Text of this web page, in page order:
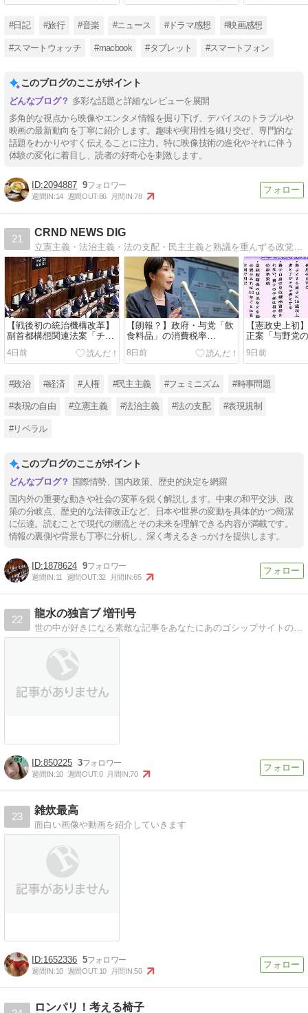
#日記 #旅行 #音楽 #ニュース #ドラマ感想 #映画感想
#スマートウォッチ #macbook #タブレット #スマートフォン
このブログのここがポイント
多彩な話題と詳細なレビューを展開
多角的な視点から映像やエンタメ情報を掘り下げ、デバイスのトラブルや
映画の最新動向を丁寧に紹介します。趣味や実用性を織り交ぜ、専門的な
話題をわかりやすく伝えることに注力。特に映像技術の進化やそれに伴う
体験の変化に着目し、読者の好奇心を刺激します。
2094887 9
週間IN:14 週間OUT:86 月間IN:78
21
CRND NEWS DIG
立憲主義・法治主義・法の支配・民主主義と熟議を重んずる政党(政治家)を応援します。無党派。国民益優先。基本的人権の尊重。リベラル正常化。反緊縮。政治・経済・時事問題など様々な「ニュース」を国民目線で考える論説ブログです。
【戦後初の統治機構改革】
副首都構想関連法案「チー
ムみらい」の「2票」で可
決・成立！日本維新の会の
れた特別国会閉幕！吉村洋
文代表は統一地方選挙と大
日実施」を表明で批判殺
4日前
【朗報？】政府・与党「飲
食料品」の消費税率
「1%」の方針を正式表
明！現金給付を併せて「実
税」を懸念！高市早苗首相
「2年後には責任を持って
8日前
【憲政史上初
正案「与野党
で可決・成立
に一歩前進？
男系男子の養
認！高市早苗
感謝」！
9日前
#政治 #経済 #人権 #民主主義 #フェミニズム #時事問題
#表現の自由 #立憲主義 #法治主義 #法の支配 #表現規制
#リベラル
このブログのここがポイント
国際情勢、国内政策、歴史的決定を網羅
国内外の重要な動きや社会の変革を鋭く解説します。中東の和平交渉、政
策の分岐点、歴史的な法律改正など、日本や世界の変動を具体的かつ簡潔
に伝達。読むことで現代の潮流とその未来を理解できる内容が満載です。
情報の裏側や背景も丁寧に分析し、深く考えるきっかけを提供します。
1878624 9
週間IN:11 週間OUT:32 月間IN:65
22
龍水の独言ブ 増刊号
世の中が好きになる素敵な記事をあなたにあのゴシップサイトの姉妹サイトです
850225 3
週間IN:10 週間OUT:0 月間IN:70
23
雑炊最高
面白い画像や動画を紹介していきます
1652336 5
週間IN:10 週間OUT:10 月間IN:50
ロンパリ！考える椅子